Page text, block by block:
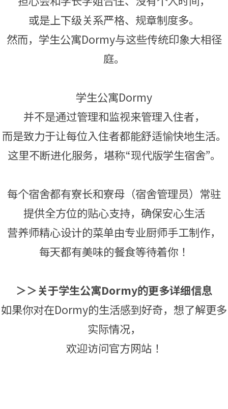
或是上下级关系严格、规章制度多。
然而，学生公寓Dormy与这些传统印象大相径
庭。
学生公寓Dormy
并不是通过管理和监视来管理入住者，
而是致力于让每位入住者都能舒适愉快地生活。
这里不断进化服务，堪称“现代版学生宿舍”。
每个宿舍都有寮长和寮母（宿舍管理员）常驻
提供全方位的贴心支持，确保安心生活
营养师精心设计的菜单由专业厨师手工制作，
每天都有美味的餐食等待着你！
＞＞关于学生公寓Dormy的更多详细信息
如果你对在Dormy的生活感到好奇，想了解更多
实际情况，
欢迎访问官方网站！